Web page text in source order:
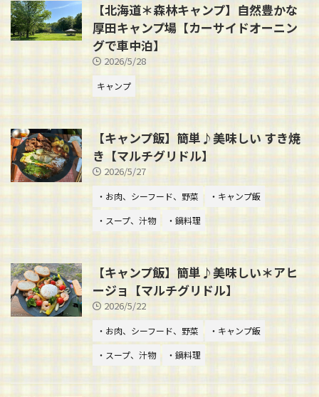
【北海道＊森林キャンプ】自然豊かな
厚田キャンプ場【カーサイドオーニン
グで車中泊】
2026/5/28
キャンプ
【キャンプ飯】簡単♪美味しい すき焼
き【マルチグリドル】
2026/5/27
・お肉、シーフード、野菜
・キャンプ飯
・スープ、汁物
・鍋料理
【キャンプ飯】簡単♪美味しい＊アヒ
ージョ【マルチグリドル】
2026/5/22
・お肉、シーフード、野菜
・キャンプ飯
・スープ、汁物
・鍋料理